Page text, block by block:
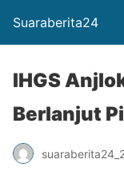
Suaraberita24
IHGS
Berlanjut